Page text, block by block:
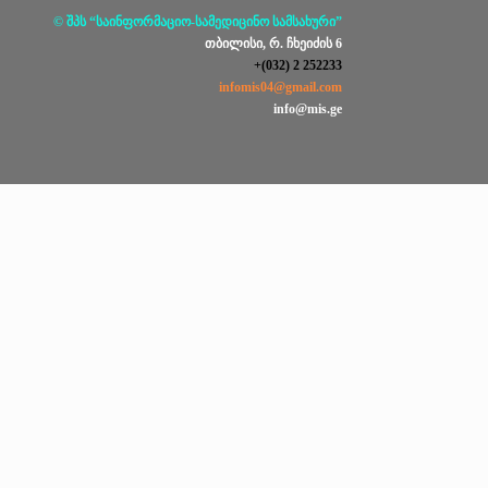
© შპს “საინფორმაციო-სამედიცინო სამსახური”
თბილისი, რ. ჩხეიძის 6
+(032) 2 252233
infomis04@gmail.com
info@mis.ge